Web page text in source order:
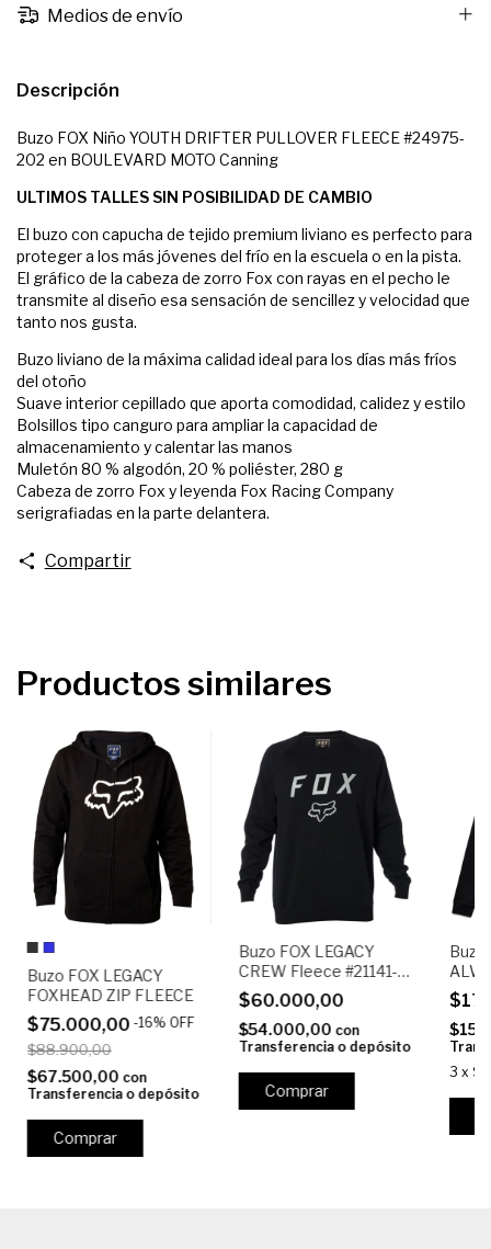
Medios de envío
Descripción
Buzo FOX Niño YOUTH DRIFTER PULLOVER FLEECE #24975-
202 en BOULEVARD MOTO Canning
ULTIMOS TALLES SIN POSIBILIDAD DE CAMBIO
El buzo con capucha de tejido premium liviano es perfecto para
proteger a los más jóvenes del frío en la escuela o en la pista.
El gráfico de la cabeza de zorro Fox con rayas en el pecho le
transmite al diseño esa sensación de sencillez y velocidad que
tanto nos gusta.
Buzo liviano de la máxima calidad ideal para los días más fríos
del otoño
Suave interior cepillado que aporta comodidad, calidez y estilo
Bolsillos tipo canguro para ampliar la capacidad de
almacenamiento y calentar las manos
Muletón 80 % algodón, 20 % poliéster, 280 g
Cabeza de zorro Fox y leyenda Fox Racing Company
serigrafiadas en la parte delantera.
Compartir
Productos similares
Buzo FOX LEGACY
FOXHEAD ZIP FLEECE
$75.000,00 -16% OFF
$88.900,00
$67.500,00 con
Transferencia o depósito
Comprar
Buzo FOX LEGACY
CREW Fleece #21141-
001
$60.000,00
$54.000,00 con
Transferencia o depósito
Comprar
Buzo
3 x